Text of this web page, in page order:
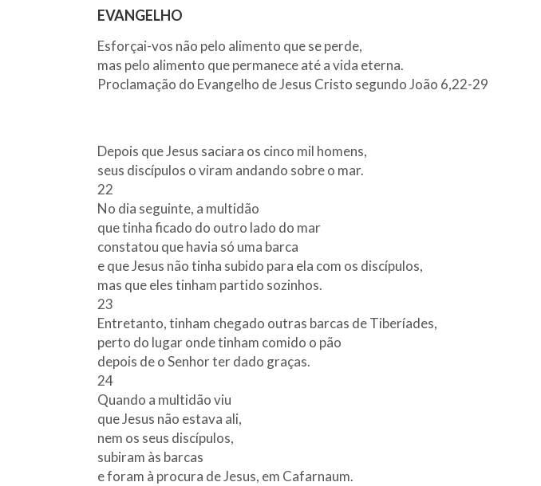
EVANGELHO
Esforçai-vos não pelo alimento que se perde,
mas pelo alimento que permanece até a vida eterna.
Proclamação do Evangelho de Jesus Cristo segundo João 6,22-29
Depois que Jesus saciara os cinco mil homens,
seus discípulos o viram andando sobre o mar.
22
No dia seguinte, a multidão
que tinha ficado do outro lado do mar
constatou que havia só uma barca
e que Jesus não tinha subido para ela com os discípulos,
mas que eles tinham partido sozinhos.
23
Entretanto, tinham chegado outras barcas de Tiberíades,
perto do lugar onde tinham comido o pão
depois de o Senhor ter dado graças.
24
Quando a multidão viu
que Jesus não estava ali,
nem os seus discípulos,
subiram às barcas
e foram à procura de Jesus, em Cafarnaum.